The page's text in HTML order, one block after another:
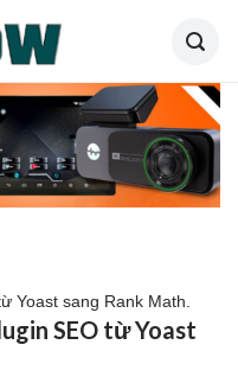
Yoast sang Rank Math.
SEO từ Yoast